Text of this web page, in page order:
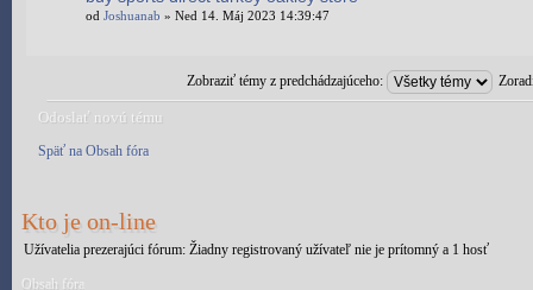
od Joshuanab » Ned 14. Máj 2023 14:39:47
Zobraziť témy z predchádzajúceho:
Odoslať novú tému
Späť na Obsah fóra
Kto je on-line
Užívatelia prezerajúci fórum: Žiadny registrovaný užívateľ nie je prítomný a 1 hosť
Obsah fóra